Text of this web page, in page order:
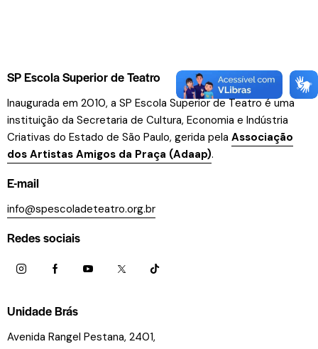
SP Escola Superior de Teatro
Inaugurada em 2010, a SP Escola Superior de Teatro é uma
instituição da Secretaria de Cultura, Economia e Indústria
Criativas do Estado de São Paulo, gerida pela Associação
dos Artistas Amigos da Praça (Adaap).
E-mail
info@spescoladeteatro.org.br
Redes sociais
Unidade Brás
Avenida Rangel Pestana, 2401,